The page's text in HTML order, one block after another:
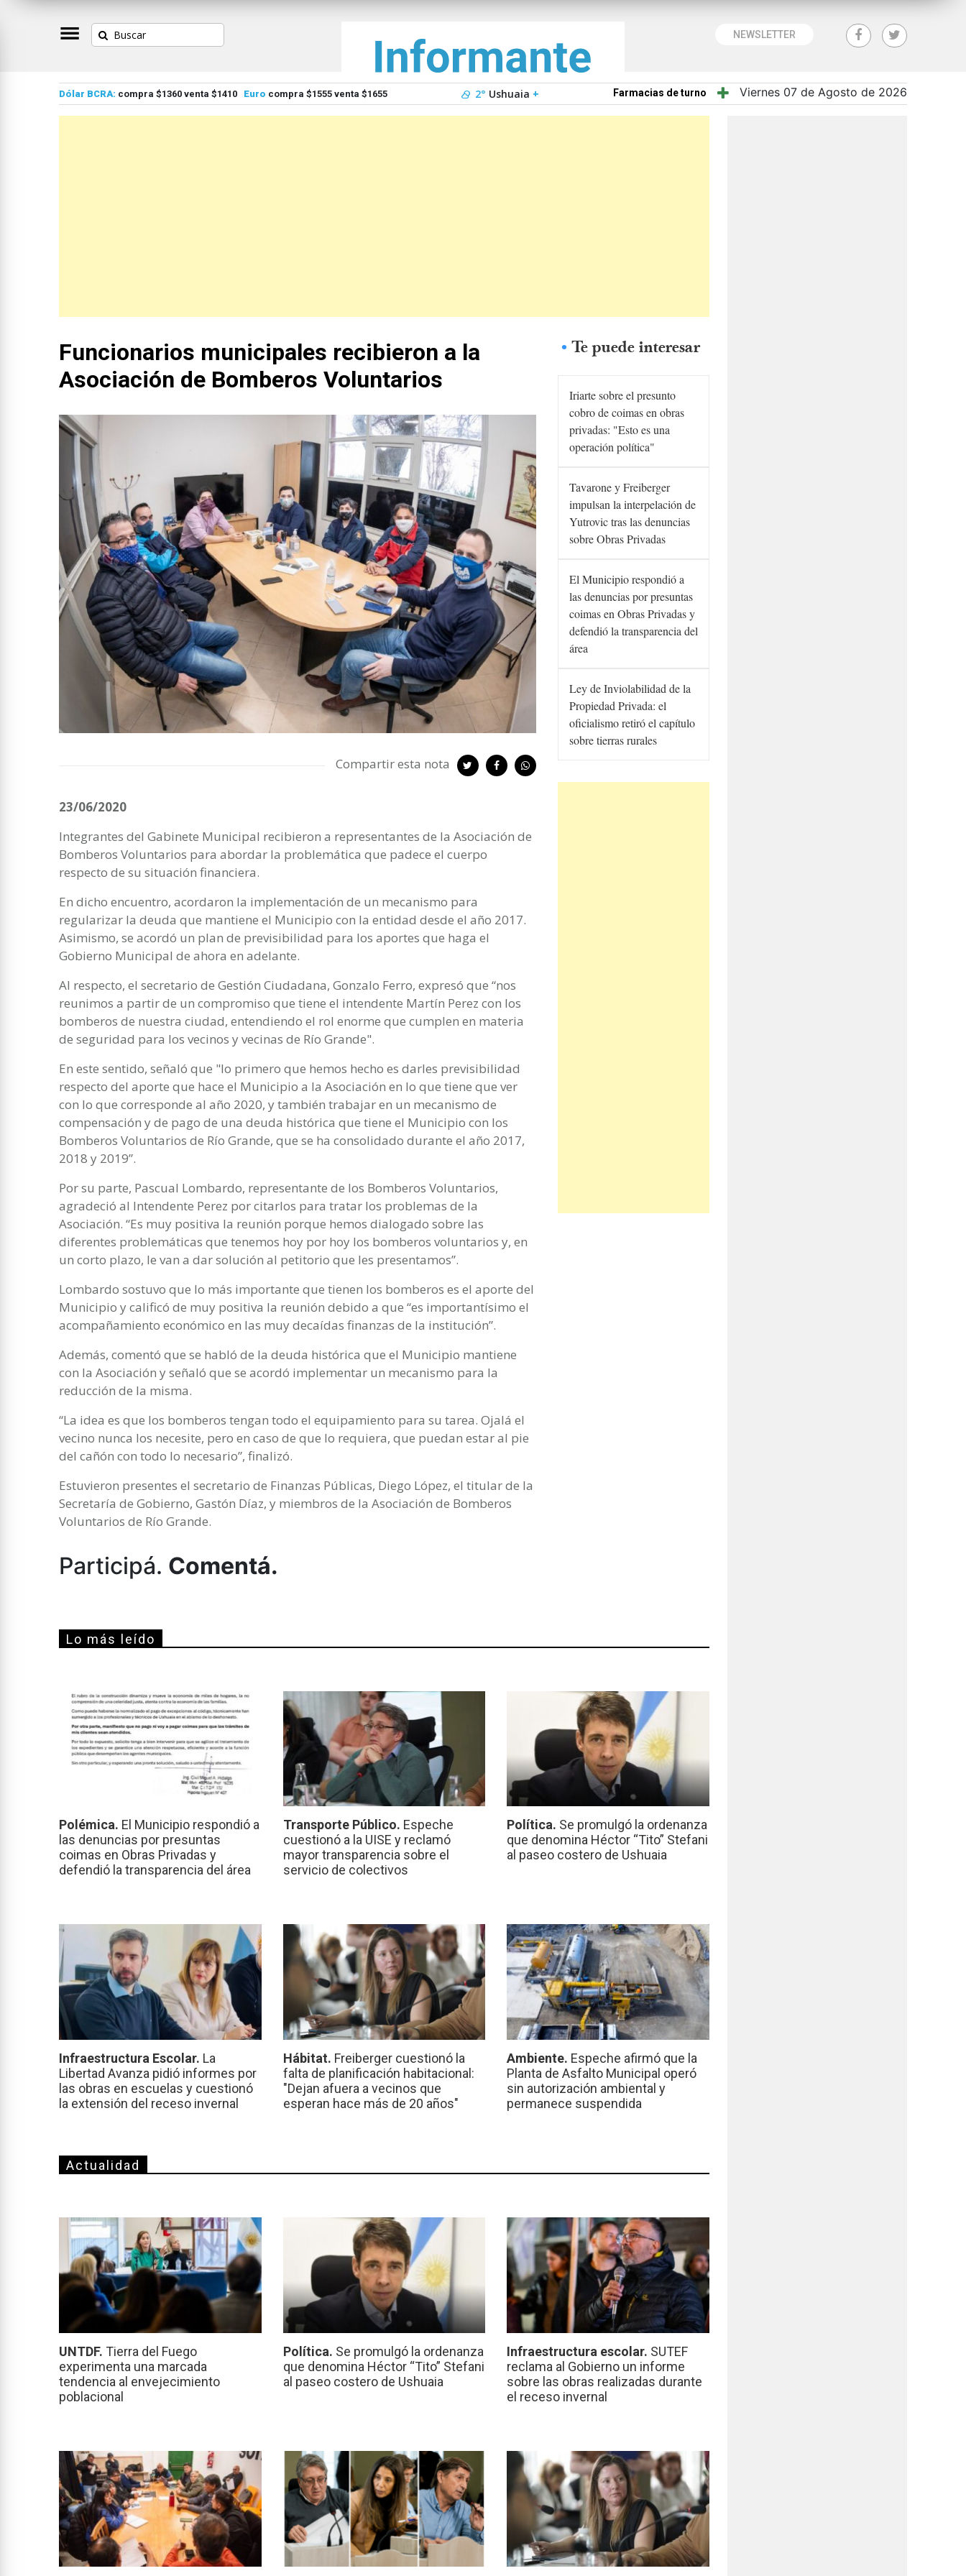
NEWSLETTER
Dólar BCRA: compra $1360 venta $1410 Euro compra $1555 venta $1655 2° Ushuaia + Farmacias de turno Viernes 07 de Agosto de 2026
Funcionarios municipales recibieron a la
Asociación de Bomberos Voluntarios
Compartir esta nota
23/06/2020
Integrantes del Gabinete Municipal recibieron a representantes de la Asociación de
Bomberos Voluntarios para abordar la problemática que padece el cuerpo
respecto de su situación financiera.
En dicho encuentro, acordaron la implementación de un mecanismo para
regularizar la deuda que mantiene el Municipio con la entidad desde el año 2017.
Asimismo, se acordó un plan de previsibilidad para los aportes que haga el
Gobierno Municipal de ahora en adelante.
Al respecto, el secretario de Gestión Ciudadana, Gonzalo Ferro, expresó que “nos
reunimos a partir de un compromiso que tiene el intendente Martín Perez con los
bomberos de nuestra ciudad, entendiendo el rol enorme que cumplen en materia
de seguridad para los vecinos y vecinas de Río Grande".
En este sentido, señaló que "lo primero que hemos hecho es darles previsibilidad
respecto del aporte que hace el Municipio a la Asociación en lo que tiene que ver
con lo que corresponde al año 2020, y también trabajar en un mecanismo de
compensación y de pago de una deuda histórica que tiene el Municipio con los
Bomberos Voluntarios de Río Grande, que se ha consolidado durante el año 2017,
2018 y 2019”.
Por su parte, Pascual Lombardo, representante de los Bomberos Voluntarios,
agradeció al Intendente Perez por citarlos para tratar los problemas de la
Asociación. “Es muy positiva la reunión porque hemos dialogado sobre las
diferentes problemáticas que tenemos hoy por hoy los bomberos voluntarios y, en
un corto plazo, le van a dar solución al petitorio que les presentamos”.
Lombardo sostuvo que lo más importante que tienen los bomberos es el aporte del
Municipio y calificó de muy positiva la reunión debido a que “es importantísimo el
acompañamiento económico en las muy decaídas finanzas de la institución”.
Además, comentó que se habló de la deuda histórica que el Municipio mantiene
con la Asociación y señaló que se acordó implementar un mecanismo para la
reducción de la misma.
“La idea es que los bomberos tengan todo el equipamiento para su tarea. Ojalá el
vecino nunca los necesite, pero en caso de que lo requiera, que puedan estar al pie
del cañón con todo lo necesario”, finalizó.
Estuvieron presentes el secretario de Finanzas Públicas, Diego López, el titular de la
Secretaría de Gobierno, Gastón Díaz, y miembros de la Asociación de Bomberos
Voluntarios de Río Grande.
Te puede interesar
Iriarte sobre el presunto
cobro de coimas en obras
privadas: "Esto es una
operación política"
Tavarone y Freiberger
impulsan la interpelación de
Yutrovic tras las denuncias
sobre Obras Privadas
El Municipio respondió a
las denuncias por presuntas
coimas en Obras Privadas y
defendió la transparencia del
área
Ley de Inviolabilidad de la
Propiedad Privada: el
oficialismo retiró el capítulo
sobre tierras rurales
Participá. Comentá.
Lo más leído
Polémica. El Municipio respondió a
las denuncias por presuntas
coimas en Obras Privadas y
defendió la transparencia del área
Transporte Público. Espeche
cuestionó a la UISE y reclamó
mayor transparencia sobre el
servicio de colectivos
Política. Se promulgó la ordenanza
que denomina Héctor “Tito” Stefani
al paseo costero de Ushuaia
Infraestructura Escolar. La
Libertad Avanza pidió informes por
las obras en escuelas y cuestionó
la extensión del receso invernal
Hábitat. Freiberger cuestionó la
falta de planificación habitacional:
"Dejan afuera a vecinos que
esperan hace más de 20 años"
Ambiente. Espeche afirmó que la
Planta de Asfalto Municipal operó
sin autorización ambiental y
permanece suspendida
Actualidad
UNTDF. Tierra del Fuego
experimenta una marcada
tendencia al envejecimiento
poblacional
Política. Se promulgó la ordenanza
que denomina Héctor “Tito” Stefani
al paseo costero de Ushuaia
Infraestructura escolar. SUTEF
reclama al Gobierno un informe
sobre las obras realizadas durante
el receso invernal